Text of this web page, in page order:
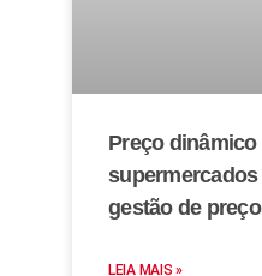
Preço dinâmico
gestão de
LEIA MAIS »